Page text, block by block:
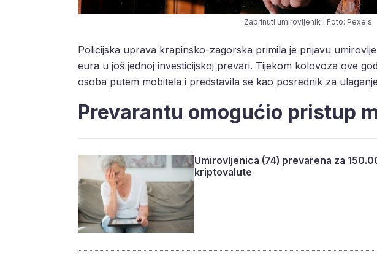
Zabrinuti umirovljenik | Foto: Pexels
Policijska uprava krapinsko-zagorska primila je prijavu
eura u još jednoj investicijskoj prevari. Tijekom kolovoza ove
osoba putem mobitela i predstavila se kao posrednik za
Prevarantu omogućio pristup
Umirovljenica (74) prevarena za
kriptovalute